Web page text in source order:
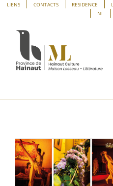
Panneau de gestion des
Passer
contenu
LIENS CONTACTS RESIDENCE
NL